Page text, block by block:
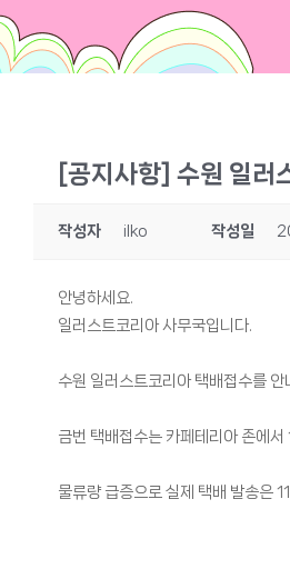
[공지사항] 수원 일러
작성자 ilko 작성일
안녕하세요.
일러스트코리아 사무국입니다.
수원 일러스트코리아 택배접수를 안
금번 택배접수는 카페테리아 존에
물류량 급증으로 실제 택배 발송은